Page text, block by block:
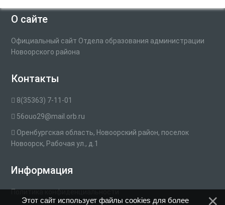
тренера России А.В.
О сайте
Официальный сайт Отдела образования администрации
Новоорского района
Контакты
8(35363) 7-11-01
56ouo29@mail.orb.ru
Оренбургская область, Новоорский район, поселок
Новоорск, Рабочая ул., д.1
Информация
Политика конфиденциальности
Этот сайт использует файлы cookies для более